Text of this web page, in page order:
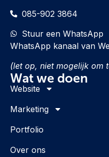
085-902 3864
Stuur een WhatsApp
WhatsApp kanaal van
(let op, niet mogelijk om
Wat we doen
Website
Marketing
Portfolio
Over ons